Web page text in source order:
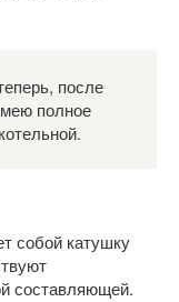
после
полное
собой катушку
составляющей.